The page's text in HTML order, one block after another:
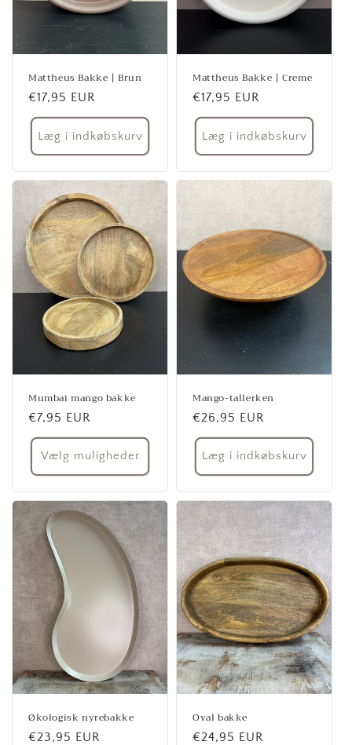
Mattheus Bakke | Brun
Normalpris
€17,95 EUR
Læg i indkøbskurv
Mattheus Bakke | Creme
Normalpris
€17,95 EUR
Læg i indkøbskurv
Mumbai mango bakke
Normalpris
€7,95 EUR
Vælg muligheder
Mango-tallerken
Normalpris
€26,95 EUR
Læg i indkøbskurv
Økologisk nyrebakke
Normalpris
€23,95 EUR
Oval bakke
Normalpris
€24,95 EUR